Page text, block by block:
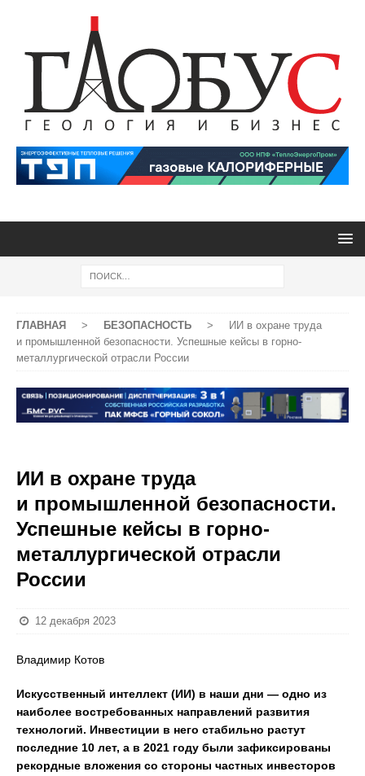
ГЛАВНАЯ > БЕЗОПАСНОСТЬ >
ИИ в охране труда
и промышленной безопасности. Успешные кейсы в горно-
металлургической отрасли России
ИИ в охране труда
и промышленной безопасности.
Успешные кейсы в горно-
металлургической отрасли
России
12 декабря 2023
Владимир Котов
Искусственный интеллект (ИИ) в наши дни — одно из
наиболее востребованных направлений развития
технологий. Инвестиции в него стабильно растут
последние 10 лет, а в 2021 году были зафиксированы
рекордные вложения со стороны частных инвесторов